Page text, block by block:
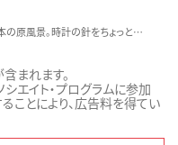
私たちが目にするいつもの風景。いつか見た日本の原風景。時計の針をちょっとだけ戻してみると…。そこには知られざる物語がありました。風景に残された足跡を辿ります。
まれます。
エイト・プログラムに参加
ことにより、広告料を得てい